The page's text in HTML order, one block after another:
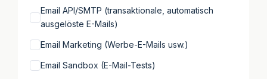
Email API/SMTP (transaktionale, automatisch
ausgelöste E-Mails)
Email Marketing (Werbe-E-Mails usw.)
Email Sandbox (E-Mail-Tests)